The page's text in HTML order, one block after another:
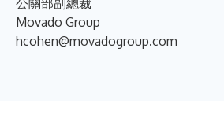
Movado Group
hcohen@movadogroup.com